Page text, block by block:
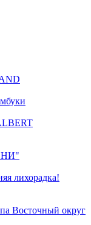
лихорадка!
Восточный округ